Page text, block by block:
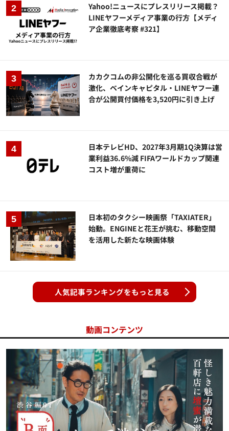
Yahoo!ニュースにプレスリリース掲載？
LINEヤフーメディア事業の行方【メディ
ア企業徹底考察 #321】
カカクコムの非公開化を巡る買収合戦が
激化、ベインキャピタル・LINEヤフー連
合が公開買付価格を3,520円に引き上げ
日本テレビHD、2027年3月期1Q決算は営
業利益36.6%減 FIFAワールドカップ関連
コスト増が重荷に
日本初のタクシー映画祭「TAXIATER」
始動。ENGINEと花王が挑む、移動空間
を活用した新たな映画体験
人気記事ランキングをもっと見る
動画コンテンツ